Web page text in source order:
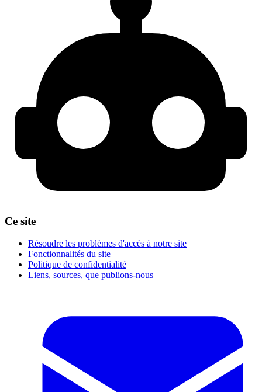
Ce site
Résoudre les problèmes d'accès à notre site
Fonctionnalités du site
Politique de confidentialité
Liens, sources, que publions-nous